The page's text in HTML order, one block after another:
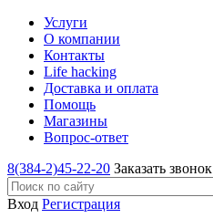
Услуги
О компании
Контакты
Life hacking
Доставка и оплата
Помощь
Магазины
Вопрос-ответ
8(384-2)45-22-20 Заказать звонок
Вход Регистрация